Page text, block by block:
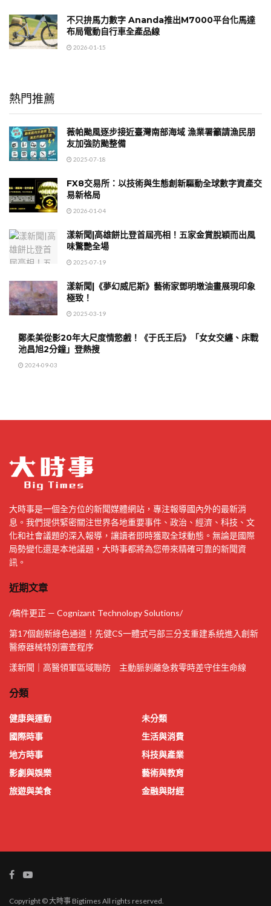
不只拚馬力數字 Ananda推出M7000平台化馬達
布局電動自行車全產品線
2026-01-15
熱門推薦
薇帕颱風逐步接近臺灣南部海域 漁業署籲請漁民朋
友加強防颱整備
2025-07-18
FX8交易所：以技術與生態創新驅動全球數字資產交
易新格局
2026-01-04
漾新聞|高雄餅比登首屆亮相！五家金賞脫穎而出風
味驚艷全場
2025-07-19
漾新聞|《夢幻威尼斯》藝術家鄧明墩油畫展現印象
極致！
2025-03-19
鄭柔美從影20年大尺度情慾戲！《于氏王后》「女女交纏、床戰
池昌旭2分鐘」登熱搜
2024-09-03
大時事是一個全方位的新聞媒體網站，專注報導國內外的最新消
息。我們提供緊密關注世界各地重要事件、政治、經濟、科技、文
化和社會議題的深入報導，讓讀者即時獲取全球動態。無論是國際
局勢變化還是本地議題，大時事都將為您帶來精確可靠的新聞資
訊。
近期文章
/稿件更正 — Cognizant Technology Solutions/
第17個創新綠色通道！先健CS一體式弓部三分支重建系統進入創新
醫療器械特別審查程序
漾新聞｜高醫領軍區域聯防 主動脈剝離急救零時差守住生命線
分類
健康與運動
國際時事
地方時事
影劇與娛樂
旅遊與美食
未分類
生活與消費
科技與產業
藝術與教育
金融與財經
Copyright © 大時事 Bigtimes All rights reserved.